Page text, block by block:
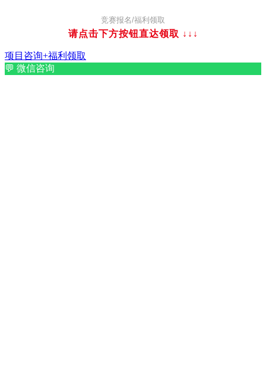
竞赛报名/福利领取
请点击下方按钮直达领取 ↓↓↓
项目咨询+福利领取
💬 微信咨询